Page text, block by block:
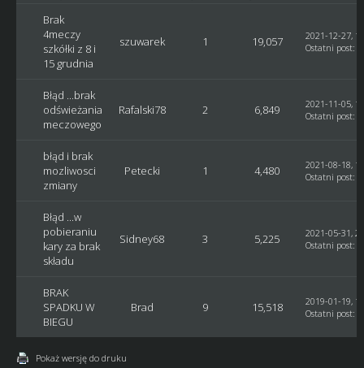
Brak
4meczy
szkółki z 8 i
15 grudnia
szuwarek 1 19,057
2021-12-27,
Ostatni post:
Błąd ...brak
odświeżania
meczowego
Rafalski78 2 6,849
2021-11-05,
Ostatni post:
błąd i brak
mozliwosci
zmiany
Petecki 1 4,480
2021-08-18,
Ostatni post:
Błąd ...w
pobieraniu
kary za brak
składu
Sidney68 3 5,225
2021-05-31,
Ostatni post:
BRAK
SPADKU W
BIEGU
Brad 9 15,518
2019-01-19,
Ostatni post:
Pokaż wersję do druku